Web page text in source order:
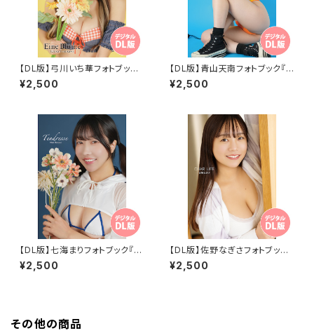
【DL版】弓川いち華フォトブック
『Eine Blume』
¥2,500
【DL版】青山天南フォトブック『H
IP WORKs』
¥2,500
【DL版】七海まりフォトブック『T
endresse』
¥2,500
【DL版】佐野なぎさフォトブック
『CHAR LIFE』
¥2,500
その他の商品